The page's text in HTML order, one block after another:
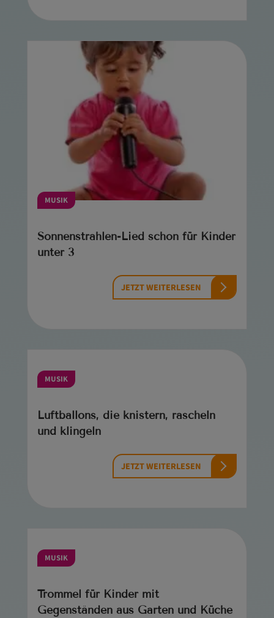
MUSIK
Sonnenstrahlen-Lied schon für Kinder
unter 3
JETZT WEITERLESEN
MUSIK
Luftballons, die knistern, rascheln
und klingeln
JETZT WEITERLESEN
MUSIK
Trommel für Kinder mit
Gegenständen aus Garten und Küche